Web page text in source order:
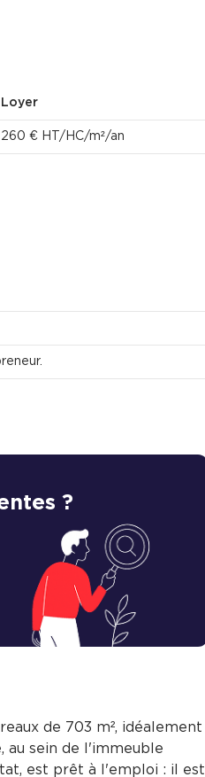
Loyer
260 € HT/HC/m²/an
?
de 703 m², idéalement
au sein de l'immeuble
est prêt à l'emploi : il est